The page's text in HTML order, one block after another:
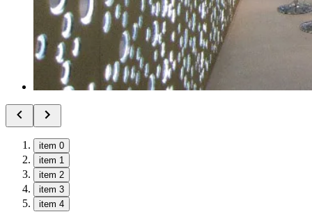
item 0
item 1
item 2
item 3
item 4